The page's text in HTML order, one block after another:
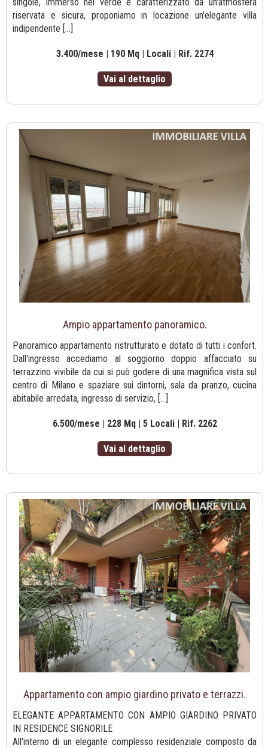
riservata e sicura, proponiamo in locazione un'elegante villa
indipendente [...]
3.400/mese | 190 Mq | Locali | Rif. 2274
Vai al dettaglio
Ampio appartamento panoramico.
Panoramico appartamento ristrutturato e dotato di tutti i confort.
Dall'ingresso accediamo al soggiorno doppio affacciato su
terrazzino vivibile da cui si può godere di una magnifica vista sul
centro di Milano e spaziare sui dintorni, sala da pranzo, cucina
abitabile arredata, ingresso di servizio, [...]
6.500/mese | 228 Mq | 5 Locali | Rif. 2262
Vai al dettaglio
Appartamento con ampio giardino privato e terrazzi.
ELEGANTE APPARTAMENTO CON AMPIO GIARDINO PRIVATO
IN RESIDENCE SIGNORILE
All'interno di un elegante complesso residenziale composto da